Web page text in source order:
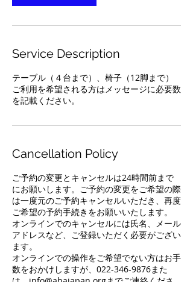
Service Description
テーブル（４台まで）、椅子（12脚まで）
ご利用を希望される方はメッセージに必要数
を記載ください。
Cancellation Policy
ご予約の変更とキャンセルは24時間前まで
にお願いします。ご予約の変更をご希望の際
は一度元のご予約キャンセルいただき、再度
ご希望の予約手続きをお願いいたします。
オンラインでのキャンセルには氏名、メール
アドレスなど、ご登録いただく必要がござい
ます。
オンラインでの操作をご希望でない方はお手
数をおかけしますが、022-346-9876また